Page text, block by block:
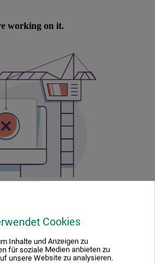
Cookies
Inhalte und Anzeigen zu
für soziale Medien anbieten zu
unsere Website zu analysieren.
(0)